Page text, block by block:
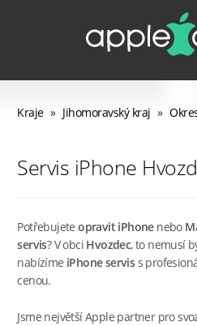
Kraje » Jihomoravský kraj »
Servis iPhone
Potřebujeteopravit iPhonenebo
servis? V obci Hvozdec, to nemusí
nabízíme iPhone serviss
cenou.
Jsme největší Apple partner pro